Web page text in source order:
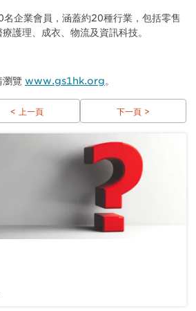
企業會員，涵蓋約20種行業，包括零售
護理、成衣、物流及資訊科技。
瀏覽 www.gs1hk.org。
< 上一頁 下一頁 >